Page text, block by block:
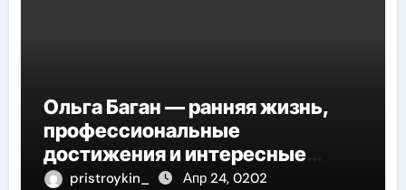
Ольга Баган — ранняя жизнь,
профессиональные
достижения и интересные
факты
pristroykin_ Апр 24, 0202